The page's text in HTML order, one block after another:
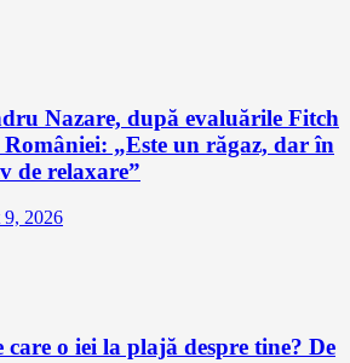
Nazare, după evaluările Fitch
României: „Este un răgaz, dar în
de relaxare”
9, 2026
care o iei la plajă despre tine? De